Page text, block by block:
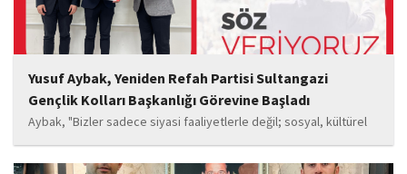
Yusuf Aybak, Yeniden Refah Partisi Sultangazi
Gençlik Kolları Başkanlığı Görevine Başladı
Aybak, "Bizler sadece siyasi faaliyetlerle değil; sosyal, kültürel
ve manevi değerleri güçlendiren çalışmalarla da gençlerimizin
yanında olacağız. Sultangazi'de birlik ve beraberlik ruhunu daha